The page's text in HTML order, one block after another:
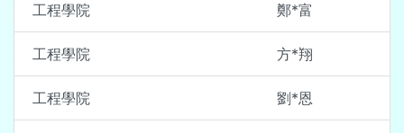
工程學院 鄭*富
工程學院 方*翔
工程學院 劉*恩